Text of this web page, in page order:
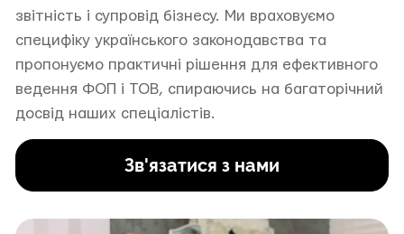
звітність і супровід бізнесу. Ми враховуємо
специфіку українського законодавства та
пропонуємо практичні рішення для ефективного
ведення ФОП і ТОВ, спираючись на багаторічний
досвід наших спеціалістів.
Зв'язатися з нами